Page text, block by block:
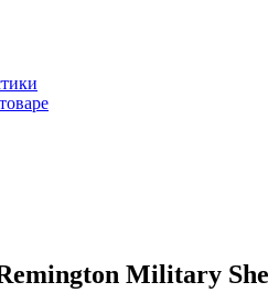
Мilitary